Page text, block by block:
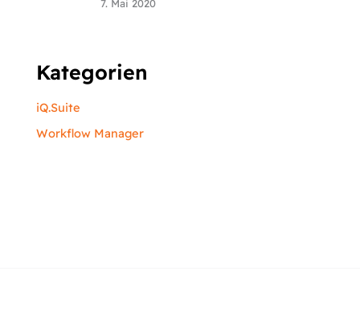
7. Mai 2020
Kategorien
iQ.Suite
Workflow Manager